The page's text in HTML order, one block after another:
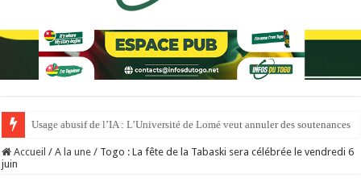
Usage abusif de l’IA : L’Université de Lomé veut annuler des soutenances
Accueil / A la une / Togo : La fête de la Tabaski sera célébrée le vendredi 6
juin